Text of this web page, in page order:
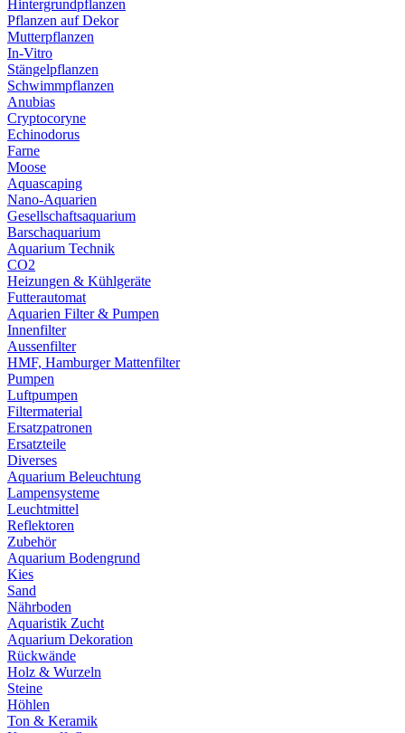
Hintergrundpflanzen
Pflanzen auf Dekor
Mutterpflanzen
In-Vitro
Stängelpflanzen
Schwimmpflanzen
Anubias
Cryptocoryne
Echinodorus
Farne
Moose
Aquascaping
Nano-Aquarien
Gesellschaftsaquarium
Barschaquarium
Aquarium Technik
CO2
Heizungen & Kühlgeräte
Futterautomat
Aquarien Filter & Pumpen
Innenfilter
Aussenfilter
HMF, Hamburger Mattenfilter
Pumpen
Luftpumpen
Filtermaterial
Ersatzpatronen
Ersatzteile
Diverses
Aquarium Beleuchtung
Lampensysteme
Leuchtmittel
Reflektoren
Zubehör
Aquarium Bodengrund
Kies
Sand
Nährboden
Aquaristik Zucht
Aquarium Dekoration
Rückwände
Holz & Wurzeln
Steine
Höhlen
Ton & Keramik